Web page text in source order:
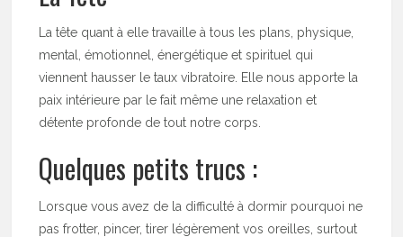
La tête quant à elle travaille à tous les plans, physique,
mental, émotionnel, énergétique et spirituel qui
viennent hausser le taux vibratoire. Elle nous apporte la
paix intérieure par le fait même une relaxation et
détente profonde de tout notre corps.
Quelques petits trucs :
Lorsque vous avez de la difficulté à dormir pourquoi ne
pas frotter, pincer, tirer légèrement vos oreilles, surtout